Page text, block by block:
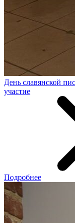
День славянской
участие
Подробнее